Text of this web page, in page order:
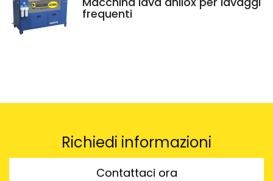
frequenti
Richiedi informazioni
Contattaci ora